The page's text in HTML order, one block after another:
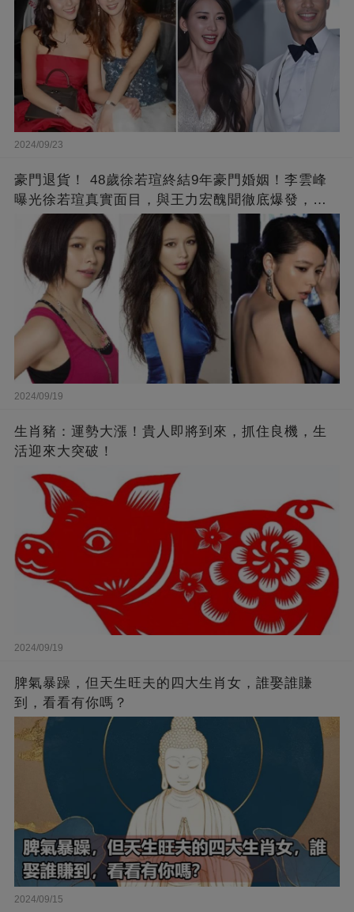
2024/09/23
豪門退貨！ 48歲徐若瑄終結9年豪門婚姻！李雲峰
曝光徐若瑄真實面目，與王力宏醜聞徹底爆發，原
來李靚蕾說的都是真的 ！
2024/09/19
生肖豬：運勢大漲！貴人即將到來，抓住良機，生
活迎來大突破！
2024/09/19
脾氣暴躁，但天生旺夫的四大生肖女，誰娶誰賺
到，看看有你嗎？
2024/09/15